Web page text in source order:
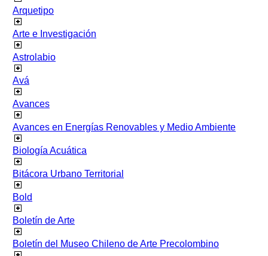
Arquetipo
Arte e Investigación
Astrolabio
Avá
Avances
Avances en Energías Renovables y Medio Ambiente
Biología Acuática
Bitácora Urbano Territorial
Bold
Boletín de Arte
Boletín del Museo Chileno de Arte Precolombino